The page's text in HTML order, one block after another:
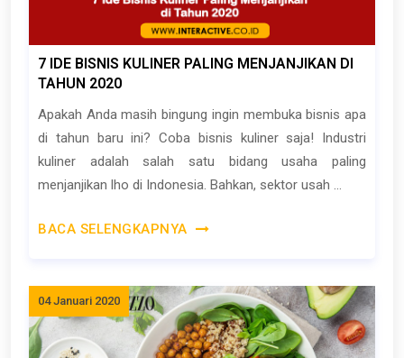
7 IDE BISNIS KULINER PALING MENJANJIKAN DI
TAHUN 2020
Apakah Anda masih bingung ingin membuka bisnis apa
di tahun baru ini? Coba bisnis kuliner saja! Industri
kuliner adalah salah satu bidang usaha paling
menjanjikan lho di Indonesia. Bahkan, sektor usah ...
BACA SELENGKAPNYA
04 Januari 2020